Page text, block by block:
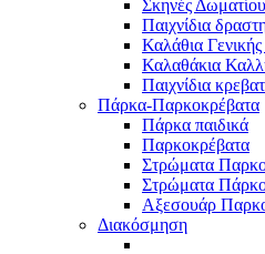
Σκηνές
Παιχνίδια
Καλάθια
Καλαθάκια
Παιχνίδια
Πάρκα-Παρκοκρέβατα
Πάρκα παιδικά
Παρκοκρέβατα
Στρώματα
Στρώματα
Αξεσουάρ
Διακόσμηση